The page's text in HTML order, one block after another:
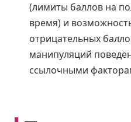
(лимиты баллов на
время) и
отрицательных
манипуляций
ссылочными